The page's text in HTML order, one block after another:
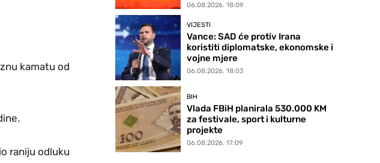
kamatu od
raniju odluku
06.08.2026. 18:09
VIJESTI
Vance: SAD će protiv Irana
koristiti diplomatske, ekonomske i
vojne mjere
06.08.2026. 18:03
BIH
Vlada FBiH planirala 530.000 KM
za festivale, sport i kulturne
projekte
06.08.2026. 17:09